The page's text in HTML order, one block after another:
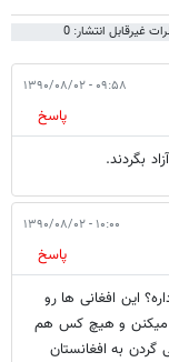
غیرقابل انتشار: 0
۰۹:۵۸ - ۱۳۹۰/۰۸/۰۲
پاسخ
بگردند.
۱۰:۰۰ - ۱۳۹۰/۰۸/۰۲
پاسخ
این افغانی ها رو
میکنن و هیچ کس هم
به افغانستان